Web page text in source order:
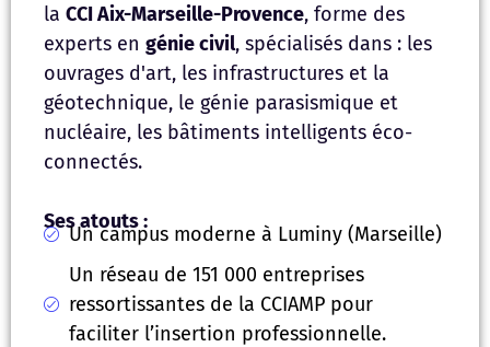
la CCI Aix-Marseille-Provence, forme des
experts en génie civil, spécialisés dans : les
ouvrages d'art, les infrastructures et la
géotechnique, le génie parasismique et
nucléaire, les bâtiments intelligents éco-
connectés.
Ses atouts :
Un campus moderne à Luminy (Marseille)
Un réseau de 151 000 entreprises
ressortissantes de la CCIAMP pour
faciliter l’insertion professionnelle.